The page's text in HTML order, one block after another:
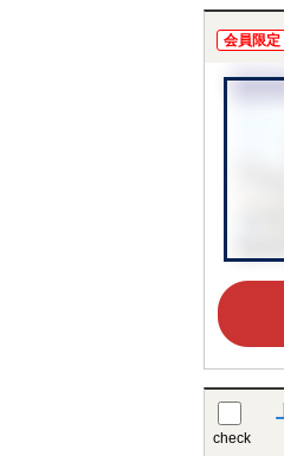
会員限定
check